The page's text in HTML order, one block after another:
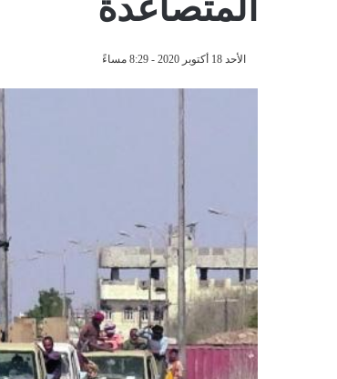
الأحد 18 أكتوبر 2020 - 8:29 مساءً